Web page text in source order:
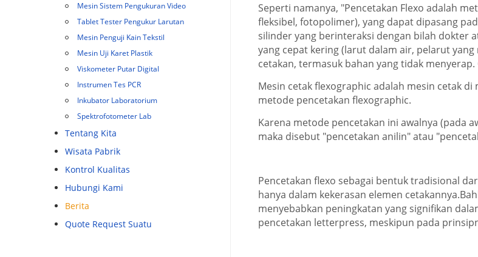
Mesin Sistem Pengukuran Video
Tablet Tester Pengukur Larutan
Mesin Penguji Kain Tekstil
Mesin Uji Karet Plastik
Viskometer Putar Digital
Instrumen Tes PCR
Inkubator Laboratorium
Spektrofotometer Lab
Tentang Kita
Wisata Pabrik
Kontrol Kualitas
Hubungi Kami
Berita
Quote Request Suatu
Seperti namanya, "Pencetakan Flexo adalah
fleksibel, fotopolimer), yang dapat dipasang
silinder yang berinteraksi dengan bilah dokter
yang cepat kering (larut dalam air, pelarut
cetakan, termasuk bahan yang tidak
Mesin cetak flexographic adalah mesin cetak
metode pencetakan flexographic.
Karena metode pencetakan ini awalnya (pada
maka disebut "pencetakan anilin" atau
Pencetakan flexo sebagai bentuk tradisional
hanya dalam kekerasan elemen
menyebabkan peningkatan yang signifikan
pencetakan letterpress, meskipun pada